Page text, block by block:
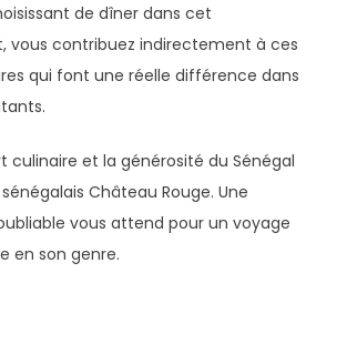
de dîner dans cet
vous contribuez indirectement à ces
qui font une réelle différence dans
culinaire et la générosité du Sénégal
Château Rouge. Une
vous attend pour un voyage
en son genre.